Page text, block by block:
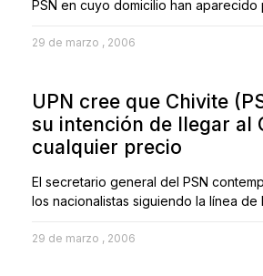
PSN en cuyo domicilio han aparecido
29 de marzo , 2006
UPN cree que Chivite
su intención de llegar al
cualquier precio
El secretario general del PSN
los nacionalistas siguiendo la línea de
29 de marzo , 2006